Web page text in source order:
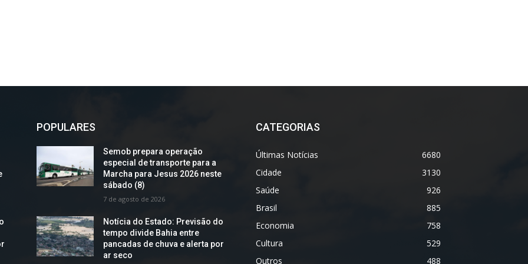
POPULARES
Semob prepara operação
especial de transporte para a
Marcha para Jesus 2026 neste
sábado (8)
7 de agosto de 2026
Notícia do Estado: Previsão do
tempo divide Bahia entre
pancadas de chuva e alerta por
ar seco
CATEGORIAS
Últimas Notícias
6680
Cidade
3130
Saúde
926
Brasil
885
Economia
758
Cultura
529
Outros
488